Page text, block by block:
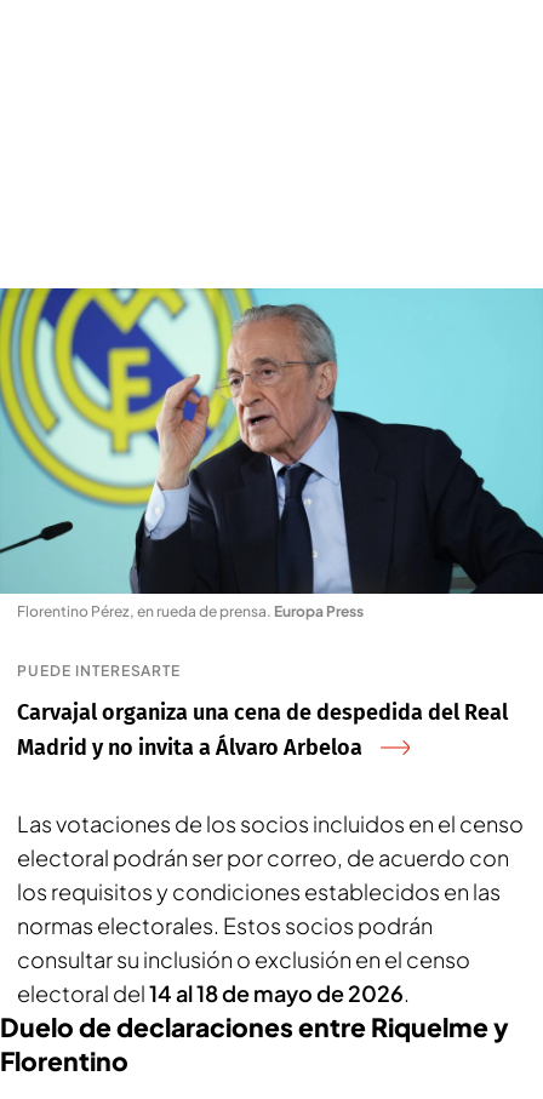
Florentino Pérez, en rueda de prensa. Europa Press
PUEDE INTERESARTE
Carvajal organiza una cena de despedida del Real
Madrid y no invita a Álvaro Arbeloa
Las votaciones de los socios incluidos en el censo
electoral podrán ser por correo, de acuerdo con
los requisitos y condiciones establecidos en las
normas electorales. Estos socios podrán
consultar su inclusión o exclusión en el censo
electoral del14 al 18 de mayo de 2026.
Duelo de declaraciones entre Riquelme y
Florentino